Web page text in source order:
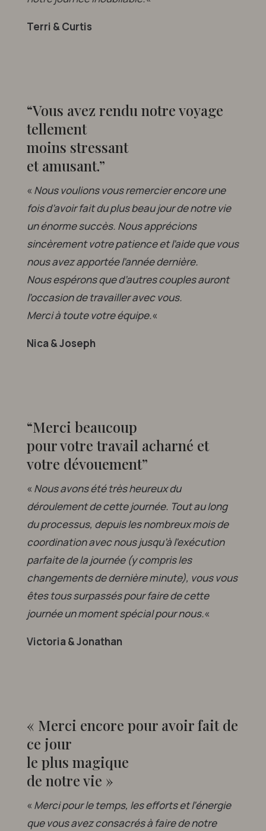
Terri & Curtis
“Vous avez rendu notre voyage
tellement
moins stressant
et amusant.”
« Nous voulions vous remercier encore une
fois d’avoir fait du plus beau jour de notre vie
un énorme succès. Nous apprécions
sincèrement votre patience et l’aide que vous
nous avez apportée l’année dernière.
Nous espérons que d’autres couples auront
l’occasion de travailler avec vous.
Merci à toute votre équipe.«
Nica & Joseph
“Merci beaucoup
pour votre travail acharné et
votre dévouement”
« Nous avons été très heureux du
déroulement de cette journée. Tout au long
du processus, depuis les nombreux mois de
coordination avec nous jusqu’à l’exécution
parfaite de la journée (y compris les
changements de dernière minute), vous vous
êtes tous surpassés pour faire de cette
journée un moment spécial pour nous.«
Victoria & Jonathan
« Merci encore pour avoir fait de
ce jour
le plus magique
de notre vie »
« Merci pour le temps, les efforts et l’énergie
que vous avez consacrés à faire de notre